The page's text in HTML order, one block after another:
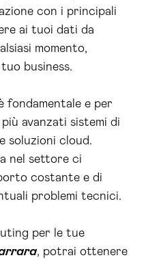
con i principali
ai tuoi dati da
momento,
business.
fondamentale e per
avanzati sistemi di
soluzioni cloud.
nel settore ci
costante e di
problemi tecnici.
per le tue
, potrai ottenere